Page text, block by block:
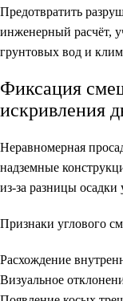
Предотвратить
инженерный расчёт,
грунтовых вод и
Фиксация
искривления
Неравномерная
надземные
из-за разницы осадки
Признаки углового
Расхождение
Визуальное